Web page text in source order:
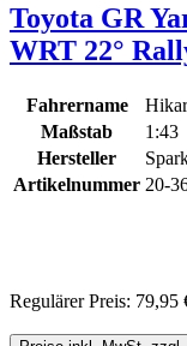
Toyota GR
WRT 22°
Fahrername
Maßstab
1:43
Hersteller
Artikelnummer 20-
Regulärer Preis: 79,95